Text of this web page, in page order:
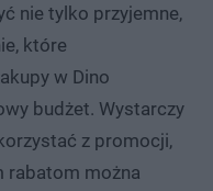
nie tylko przyjemne,
które
w Dino
budżet. Wystarczy
z promocji,
rabatom można